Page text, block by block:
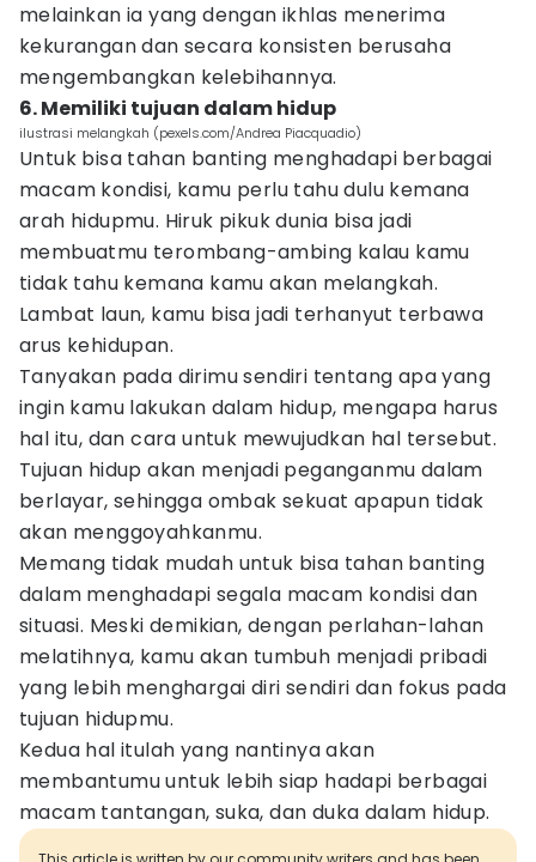
melainkan ia yang dengan ikhlas menerima
kekurangan dan secara konsisten berusaha
mengembangkan kelebihannya.
6. Memiliki tujuan dalam hidup
ilustrasi melangkah (pexels.com/Andrea Piacquadio)
Untuk bisa tahan banting menghadapi berbagai
macam kondisi, kamu perlu tahu dulu kemana
arah hidupmu. Hiruk pikuk dunia bisa jadi
membuatmu terombang-ambing kalau kamu
tidak tahu kemana kamu akan melangkah.
Lambat laun, kamu bisa jadi terhanyut terbawa
arus kehidupan.
Tanyakan pada dirimu sendiri tentang apa yang
ingin kamu lakukan dalam hidup, mengapa harus
hal itu, dan cara untuk mewujudkan hal tersebut.
Tujuan hidup akan menjadi peganganmu dalam
berlayar, sehingga ombak sekuat apapun tidak
akan menggoyahkanmu.
Memang tidak mudah untuk bisa tahan banting
dalam menghadapi segala macam kondisi dan
situasi. Meski demikian, dengan perlahan-lahan
melatihnya, kamu akan tumbuh menjadi pribadi
yang lebih menghargai diri sendiri dan fokus pada
tujuan hidupmu.
Kedua hal itulah yang nantinya akan
membantumu untuk lebih siap hadapi berbagai
macam tantangan, suka, dan duka dalam hidup.